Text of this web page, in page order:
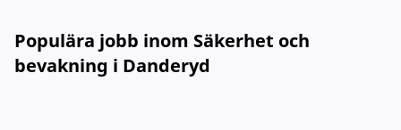
Populära jobb inom Säkerhet och
bevakning i Danderyd